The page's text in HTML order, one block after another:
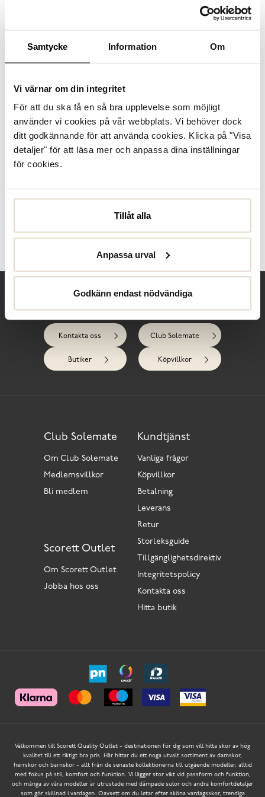
Samtycke Information Om
Vi värnar om din integritet
För att du ska få en så bra upplevelse som möjligt
använder vi cookies på vår webbplats. Vi behöver dock
ditt godkännande för att använda cookies. Klicka på "Visa
detaljer" för att läsa mer och anpassa dina inställningar
för cookies.
Tillåt alla
Anpassa urval
Godkänn endast nödvändiga
Produktbeskrivning
Lågskor från Gabor i en sneakersmodell. Ovandel i beige
mocka och skinn. Mjukt vadderad bakkappa och fodrade
med microfiber. Innersulor i dämpande material och
yttersulor i flexibel och stabiliserande...
Kontakta oss Club Solemate
Butiker Köpvillkor
Kundtjänst
Vanliga frågor
Köpvillkor
Betalning
Leverans
Retur
Storleksguide
Tillgänglighetsdirektiv
Integritetspolicy
Kontakta oss
Hitta butik
Scorett Outlet
Om Scorett Outlet
Jobba hos oss
Club Solemate
Om Club Solemate
Medlemsvillkor
Bli medlem
Välkommen till Scorett Quality Outlet – destinationen för dig som vill hitta skor av hög
kvalitet till ett riktigt bra pris. Här hittar du ett noga utvalt sortiment av damskor,
herrskor och barnskor – allt från de senaste kollektionerna till utgående modeller, alltid
med fokus på stil, komfort och funktion. Vi lägger stor vikt vid passform och funktion,
och många av våra modeller är utrustade med dämpade sulor och andra komfortdetaljer
som gör skillnad i vardagen. Oavsett om du letar efter sköna vardagsskor, trendiga